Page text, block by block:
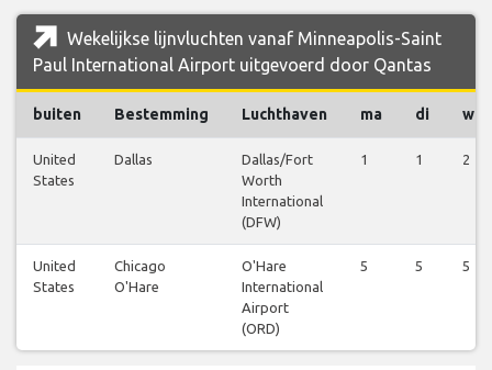
Wekelijkse lijnvluchten vanaf Minneapolis-Saint
Paul International Airport uitgevoerd door Qantas
buiten Bestemming Luchthaven ma di wo
United
States
Dallas
Dallas/Fort
Worth
International
(DFW)
1 1 2
United
States
Chicago
O'Hare
O'Hare
International
Airport
(ORD)
5 5 5